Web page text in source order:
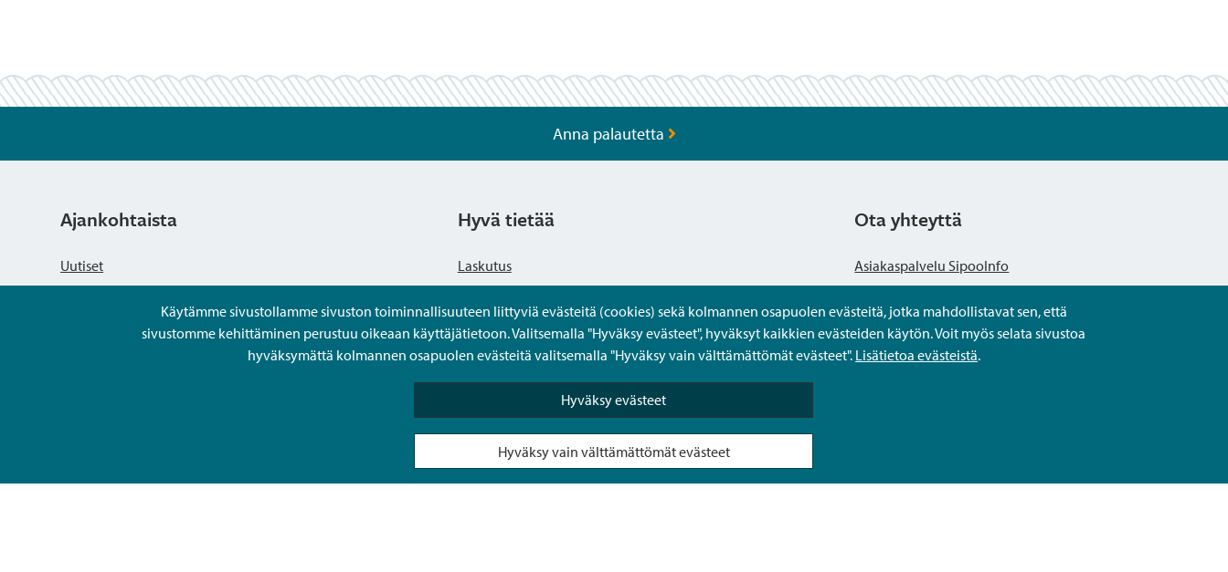
Käytämme sivustollamme sivuston toiminnallisuuteen liittyviä evästeitä (cookies) sekä kolmannen osapuolen evästeitä, jotka mahdollistavat sen, että
sivustomme kehittäminen perustuu oikeaan käyttäjätietoon. Valitsemalla "Hyväksy evästeet", hyväksyt kaikkien evästeiden käytön. Voit myös selata sivustoa
hyväksymättä kolmannen osapuolen evästeitä valitsemalla "Hyväksy vain välttämättömät evästeet". Lisätietoa evästeistä.
Hyväksy evästeet
Hyväksy vain välttämättömät evästeet
Anna palautetta
Ajankohtaista
Uutiset
Hyvä tietää
Laskutus
Tietosuojaseloste
Saavutettavuusseloste
Usein kysytyt kysymykset
Puolesta-asiointi Sipoon Oma asioinnissa
Ota yhteyttä
Asiakaspalvelu SipooInfo
Anna palautetta nimettömästi
Kysy tai asioi